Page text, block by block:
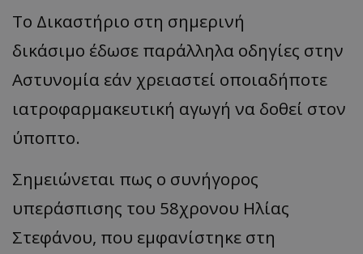
Το Δικαστήριο στη σημερινή
δικάσιμο έδωσε παράλληλα οδηγίες στην
Αστυνομία εάν χρειαστεί οποιαδήποτε
ιατροφαρμακευτική αγωγή να δοθεί στον
ύποπτο.
Σημειώνεται πως ο συνήγορος
υπεράσπισης του 58χρονου Ηλίας
Στεφάνου, που εμφανίστηκε στη